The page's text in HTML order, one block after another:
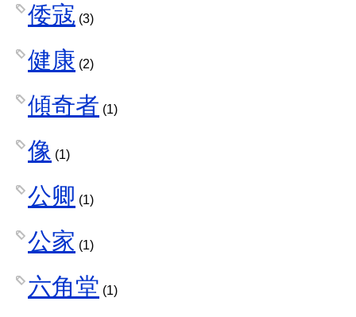
倭寇 (3)
健康 (2)
傾奇者 (1)
像 (1)
公卿 (1)
公家 (1)
六角堂 (1)